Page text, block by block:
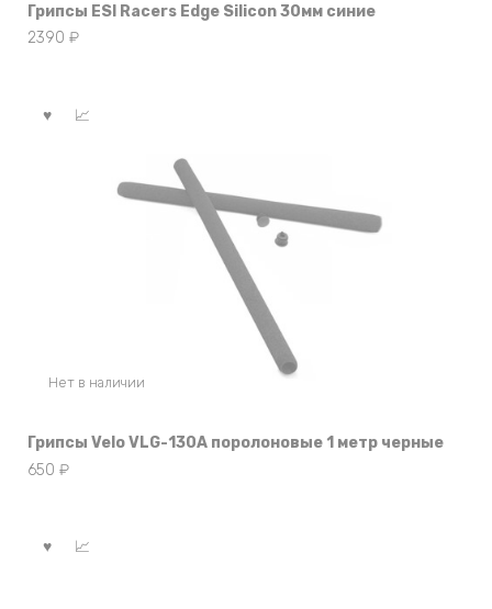
Грипсы ESI Racers Edge Silicon 30мм синие
2390 ₽
Нет в наличии
Грипсы Velo VLG-130A поролоновые 1 метр черные
650 ₽